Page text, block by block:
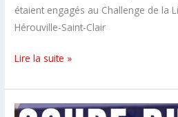
étaient engagés au Challenge de la
Hérouville-Saint-Clair
Challenge
la
Liberté
Lire la suite »